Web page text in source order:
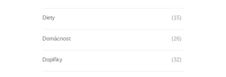
Diety (15)
Domácnost (26)
Doplňky (32)